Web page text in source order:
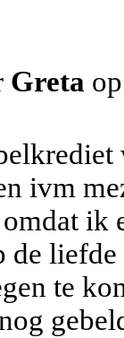
Greta
ivm
ik
de
te